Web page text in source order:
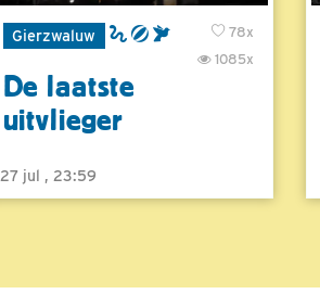
Gierzwaluw
78x
1085x
De laatste
uitvlieger
27 jul , 23:59